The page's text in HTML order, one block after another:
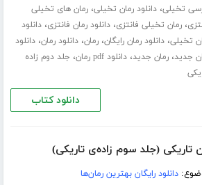
تخیلی،دانلود رمان تخیلی،رمان های تخیلی
،رمان تخیلی فانتزی،دانلود رمان فانتزی،دانلود
تخیلی،دانلود رمان رایگان،رمان،دانلود رمان،دانلود
جدید،رمان جدید،دانلود pdf رمان ، جلد دوم زاده
دانلود کتاب
تاریکی (جلد سوم زاده‌ی تاریکی)
دانلود رایگان بهترین رمان‌ها